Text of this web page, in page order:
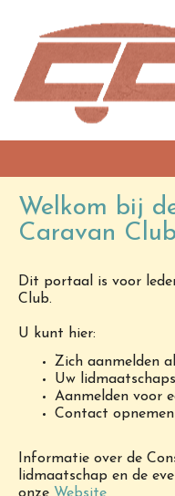
Welkom bij
Caravan Club
Dit portaal is voor
Club.
U kunt hier:
Zich aanmelden
Uw
Aanmelden voor
Contact
Informatie over de
lidmaatschap en de